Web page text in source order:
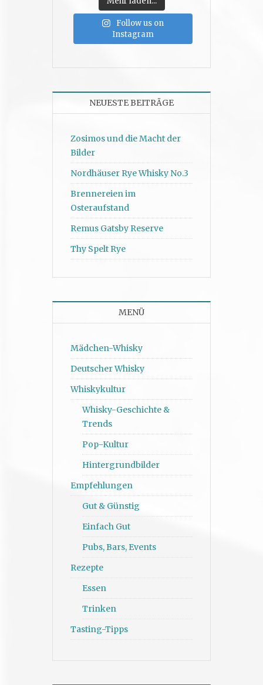
Follow us on
Instagram
NEUESTE BEITRÄGE
Zosimos und die Macht der
Bilder
Nordhäuser Rye Whisky No.3
Brennereien im
Osteraufstand
Remus Gatsby Reserve
Thy Spelt Rye
MENÜ
Mädchen-Whisky
Deutscher Whisky
Whiskykultur
Whisky-Geschichte &
Trends
Pop-Kultur
Hintergrundbilder
Empfehlungen
Gut & Günstig
Einfach Gut
Pubs, Bars, Events
Rezepte
Essen
Trinken
Tasting-Tipps